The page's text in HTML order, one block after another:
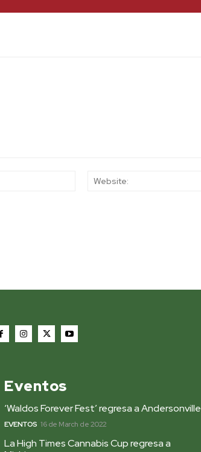
Email:*
Eventos
‘Waldos Forever Fest’ regresa a Andersonville
EVENTOS 16 de March de 2022
La High Times Cannabis Cup regresa a